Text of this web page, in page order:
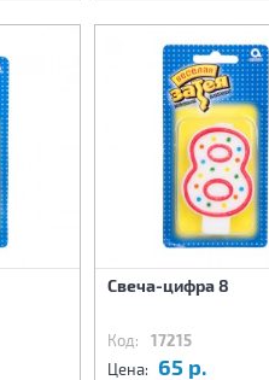
Свеча-цифра 8
Код: 17215
Цена: 65 р.